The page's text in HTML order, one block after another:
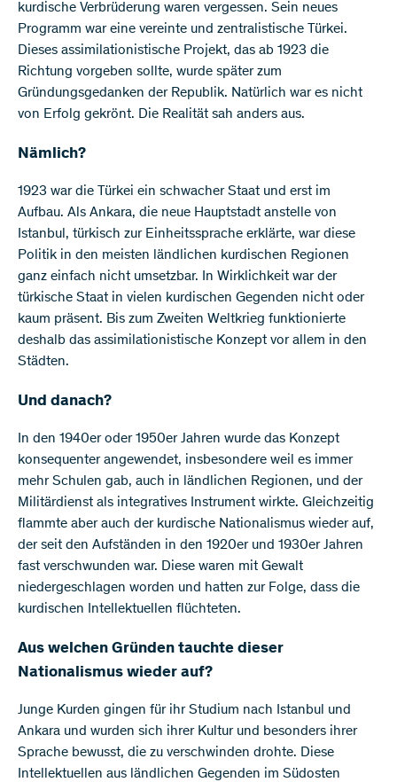
kurdische Verbrüderung waren vergessen. Sein neues
Programm war eine vereinte und zentralistische Türkei.
Dieses assimilationistische Projekt, das ab 1923 die
Richtung vorgeben sollte, wurde später zum
Gründungsgedanken der Republik. Natürlich war es nicht
von Erfolg gekrönt. Die Realität sah anders aus.
Nämlich?
1923 war die Türkei ein schwacher Staat und erst im
Aufbau. Als Ankara, die neue Hauptstadt anstelle von
Istanbul, türkisch zur Einheitssprache erklärte, war diese
Politik in den meisten ländlichen kurdischen Regionen
ganz einfach nicht umsetzbar. In Wirklichkeit war der
türkische Staat in vielen kurdischen Gegenden nicht oder
kaum präsent. Bis zum Zweiten Weltkrieg funktionierte
deshalb das assimilationistische Konzept vor allem in den
Städten.
Und danach?
In den 1940er oder 1950er Jahren wurde das Konzept
konsequenter angewendet, insbesondere weil es immer
mehr Schulen gab, auch in ländlichen Regionen, und der
Militärdienst als integratives Instrument wirkte. Gleichzeitig
flammte aber auch der kurdische Nationalismus wieder auf,
der seit den Aufständen in den 1920er und 1930er Jahren
fast verschwunden war. Diese waren mit Gewalt
niedergeschlagen worden und hatten zur Folge, dass die
kurdischen Intellektuellen flüchteten.
Aus welchen Gründen tauchte dieser
Nationalismus wieder auf?
Junge Kurden gingen für ihr Studium nach Istanbul und
Ankara und wurden sich ihrer Kultur und besonders ihrer
Sprache bewusst, die zu verschwinden drohte. Diese
Intellektuellen aus ländlichen Gegenden im Südosten